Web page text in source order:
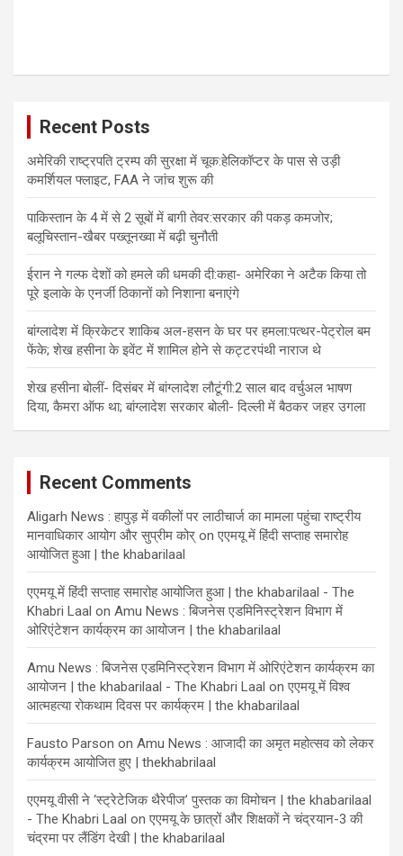
Recent Posts
अमेरिकी राष्ट्रपति ट्रम्प की सुरक्षा में चूक:हेलिकॉप्टर के पास से उड़ी
कमर्शियल फ्लाइट, FAA ने जांच शुरू की
पाकिस्तान के 4 में से 2 सूबों में बागी तेवर:सरकार की पकड़ कमजोर;
बलूचिस्तान-खैबर पख्तूनख्वा में बढ़ी चुनौती
ईरान ने गल्फ देशों को हमले की धमकी दी:कहा- अमेरिका ने अटैक किया तो
पूरे इलाके के एनर्जी ठिकानों को निशाना बनाएंगे
बांग्लादेश में क्रिकेटर शाकिब अल-हसन के घर पर हमला:पत्थर-पेट्रोल बम
फेंके; शेख हसीना के इवेंट में शामिल होने से कट्टरपंथी नाराज थे
शेख हसीना बोलीं- दिसंबर में बांग्लादेश लौटूंगी:2 साल बाद वर्चुअल भाषण
दिया, कैमरा ऑफ था; बांग्लादेश सरकार बोली- दिल्ली में बैठकर जहर उगला
Recent Comments
Aligarh News : हापुड़ में वकीलों पर लाठीचार्ज का मामला पहुंचा राष्ट्रीय
मानवाधिकार आयोग और सुप्रीम कोर् onएएमयू में हिंदी सप्ताह समारोह
आयोजित हुआ | the khabarilaal
एएमयू में हिंदी सप्ताह समारोह आयोजित हुआ | the khabarilaal - The
Khabri Laal on Amu News : बिजनेस एडमिनिस्ट्रेशन विभाग में
ओरिएंटेशन कार्यक्रम का आयोजन | the khabarilaal
Amu News : बिजनेस एडमिनिस्ट्रेशन विभाग में ओरिएंटेशन कार्यक्रम का
आयोजन | the khabarilaal - The Khabri Laal onएएमयू में विश्व
आत्महत्या रोकथाम दिवस पर कार्यक्रम | the khabarilaal
Fausto Parson on Amu News : आजादी का अमृत महोत्सव को लेकर
कार्यक्रम आयोजित हुए | thekhabrilaal
एएमयू वीसी ने ‘स्ट्रेटेजिक थैरेपीज’ पुस्तक का विमोचन | the khabarilaal
- The Khabri Laal onएएमयू के छात्रों और शिक्षकों ने चंद्रयान-3 की
चंद्रमा पर लैंडिंग देखी | the khabarilaal